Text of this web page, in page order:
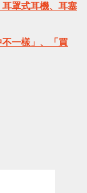
耳罩式耳機、耳塞
不一樣」、「買